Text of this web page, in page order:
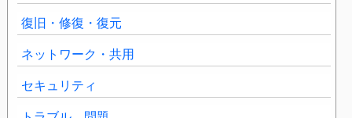
復旧・修復・復元
ネットワーク・共用
セキュリティ